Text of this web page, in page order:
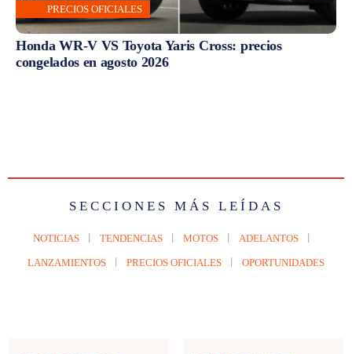
PRECIOS OFICIALES
Honda WR-V VS Toyota Yaris Cross: precios
congelados en agosto 2026
SECCIONES MÁS LEÍDAS
NOTICIAS TENDENCIAS MOTOS ADELANTOS
LANZAMIENTOS PRECIOS OFICIALES OPORTUNIDADES